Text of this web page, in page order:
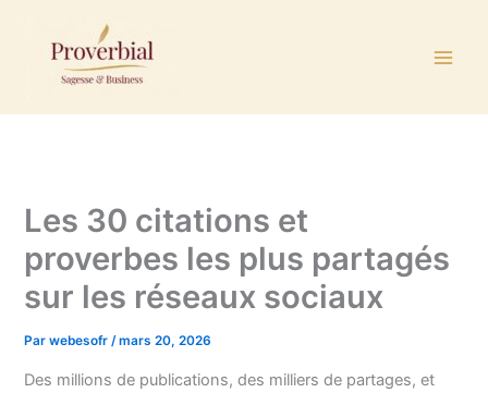
contenu
Les 30 citations et
proverbes les plus partagés
sur les réseaux sociaux
Parwebesofr/mars 20, 2026
Des millions de publications, des milliers de partages, et